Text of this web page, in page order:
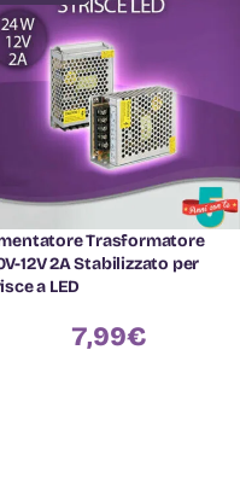
Trasformatore
12V 2A Stabilizzato per
a LED
7,99€